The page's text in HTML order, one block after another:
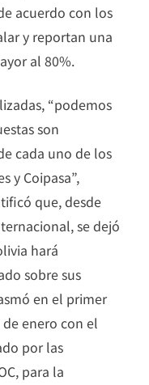
acuerdo con los
y reportan una
al 80%.
“podemos
son
cada uno de los
y Coipasa”,
que, desde
se dejó
hará
sobre sus
en el primer
enero con el
por las
para la